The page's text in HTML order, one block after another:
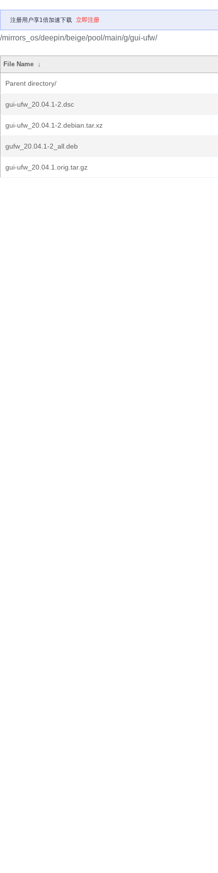
注册用户享1倍加速下载 立即注册
/mirrors_os/deepin/beige/pool/main/g/gui-ufw/
File Name ↓
Parent directory/
gui-ufw_20.04.1-2.dsc
gui-ufw_20.04.1-2.debian.tar.xz
gufw_20.04.1-2_all.deb
gui-ufw_20.04.1.orig.tar.gz